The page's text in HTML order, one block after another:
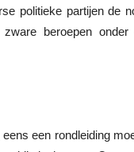
politieke partijen de
zware beroepen
eens een rondleiding